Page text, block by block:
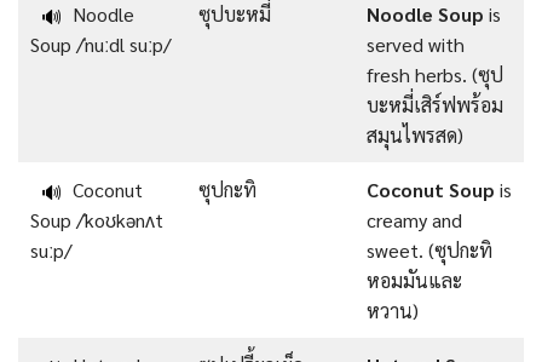
🔊 Noodle
Soup /ˈnuːdl suːp/
ซุปบะหมี่ Noodle Soup is
served with
fresh herbs. (ซุป
บะหมี่เสิร์ฟพร้อม
สมุนไพรสด)
🔊 Coconut
Soup /ˈkoʊkənʌt
suːp/
ซุปกะทิ Coconut Soup is
creamy and
sweet. (ซุปกะทิ
หอมมันและ
หวาน)